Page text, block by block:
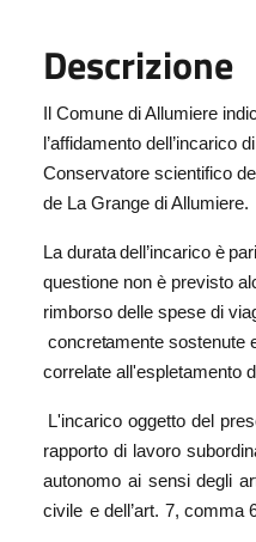
Descrizione
Il Comune di Allumiere
l’affidamento dell’incarico di
Conservatore scientifico
de La Grange di Allumiere.
La durata dell’incarico è pari
questione non è previsto
rimborso delle spese di
concretamentesostenute
correlate all'espletamento
L'incarico oggetto del
rapporto di lavoro
autonomo ai sensi degli
civile e dell’art. 7, comma